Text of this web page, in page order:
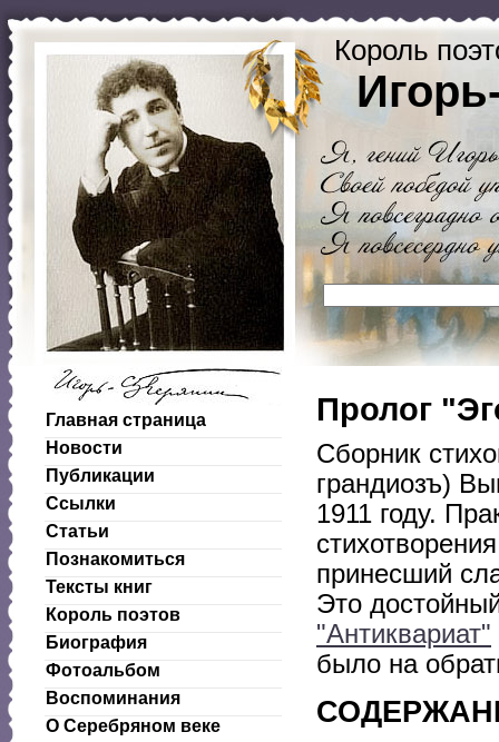
Король
Главная страница
Новости
Публикации
Ссылки
Статьи
Познакомиться
Тексты книг
Король поэтов
Биография
Фотоальбом
Воспоминания
О Серебряном веке
Пролог
Сборник
грандиозъ)
1911 году.
принесший
Это
"Антиквариат"
было на